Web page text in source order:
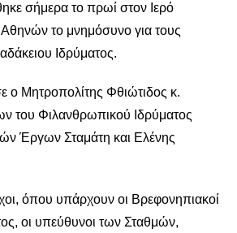
σήμερα το πρωί στον Ιερό
το μνημόσυνο για τους
Ιδρύματος.
ο Μητροπολίτης Φθιώτιδος κ.
του Φιλανθρωπικού Ιδρύματος
Έργων Σταμάτη και Ελένης
όπου υπάρχουν οι Βρεφονηπιακοί
οι υπεύθυνοι των Σταθμών,